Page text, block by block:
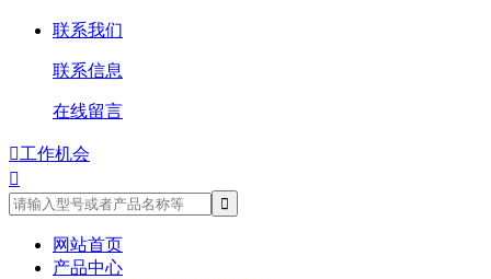
联系我们
联系信息
在线留言
工作机会

网站首页
产品中心